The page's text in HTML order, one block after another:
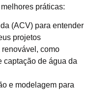
práticas:
(ACV) para entender
projetos
renovável, como
captação de água da
e modelagem para